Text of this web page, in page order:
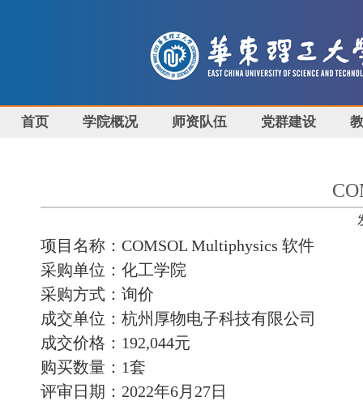
首页 学院概况 师资队伍 党群建设
项目名称： COMSOL Multiphysics 软件
采购单位：化工学院
采购方式：询价
成交单位：杭州厚物电子科技有限公司
成交价格： 192,044元
购买数量： 1套
评审日期： 2022年6月 27日